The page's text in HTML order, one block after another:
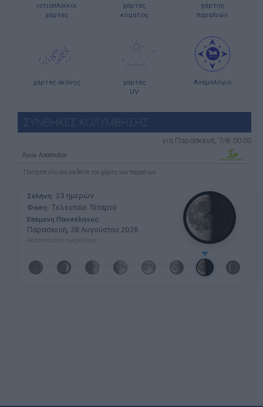
ιστιοπλοϊκοί
χάρτες
χάρτες
κύματος
χάρτης
παραλιών
χάρτες σκόνης
χάρτες
UV
Ανεμολόγιο
ΣΥΝΘΗΚΕΣ ΚΟΛΥΜΒΗΣΗΣ
για Παρασκευή, 7/8: 00:00
Άγιοι Απόστολοι
Πατήστε εδώγια να δείτε τον χάρτη των παραλιών
Σελήνη: 23 ημερών
Φάση: Τελευταίο Τέταρτο
Επόμενη Πανσέληνος:
Παρασκευή, 28 Αυγούστου 2026
Αστρονομικό ημερολόγιο